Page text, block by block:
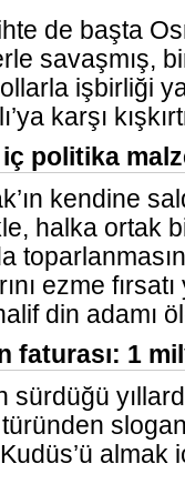
de başta
savaşmış,
işbirliği
karşı
politika
kendine
halka ortak
ezme
din adamı
faturası: 1
sürdüğü
türünden
almak